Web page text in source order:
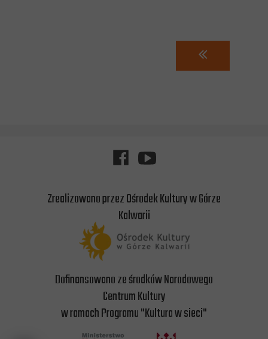
Zrealizowano przez Ośrodek Kultury w Górze
Kalwarii
Dofinansowano ze środków Narodowego
Centrum Kultury
w ramach Programu "Kultura w sieci"